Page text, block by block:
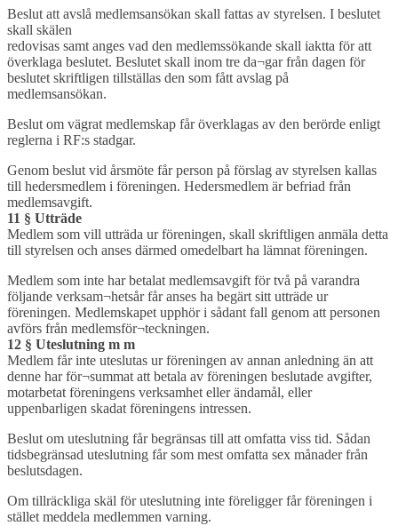
Beslut att avslå medlemsansökan skall fattas av styrelsen. I beslutet
skall skälen
redovisas samt anges vad den medlemssökande skall iaktta för att
överklaga beslutet. Beslutet skall inom tre da¬gar från dagen för
beslutet skriftligen tillställas den som fått avslag på
medlemsansökan.
Beslut om vägrat medlemskap får överklagas av den berörde enligt
reglerna i RF:s stadgar.
Genom beslut vid årsmöte får person på förslag av styrelsen kallas
till hedersmedlem i föreningen. Hedersmedlem är befriad från
medlemsavgift.
11 § Utträde
Medlem som vill utträda ur föreningen, skall skriftligen anmäla detta
till styrelsen och anses därmed omedelbart ha lämnat föreningen.
Medlem som inte har betalat medlemsavgift för två på varandra
följande verksam¬hetsår får anses ha begärt sitt utträde ur
föreningen. Medlemskapet upphör i sådant fall genom att personen
avförs från medlemsför¬teckningen.
12 § Uteslutning m m
Medlem får inte uteslutas ur föreningen av annan anledning än att
denne har för¬summat att betala av föreningen beslutade avgifter,
motarbetat föreningens verksamhet eller ändamål, eller
uppenbarligen skadat föreningens intressen.
Beslut om uteslutning får begränsas till att omfatta viss tid. Sådan
tidsbegränsad uteslutning får som mest omfatta sex månader från
beslutsdagen.
Om tillräckliga skäl för uteslutning inte föreligger får föreningen i
stället meddela medlemmen varning.